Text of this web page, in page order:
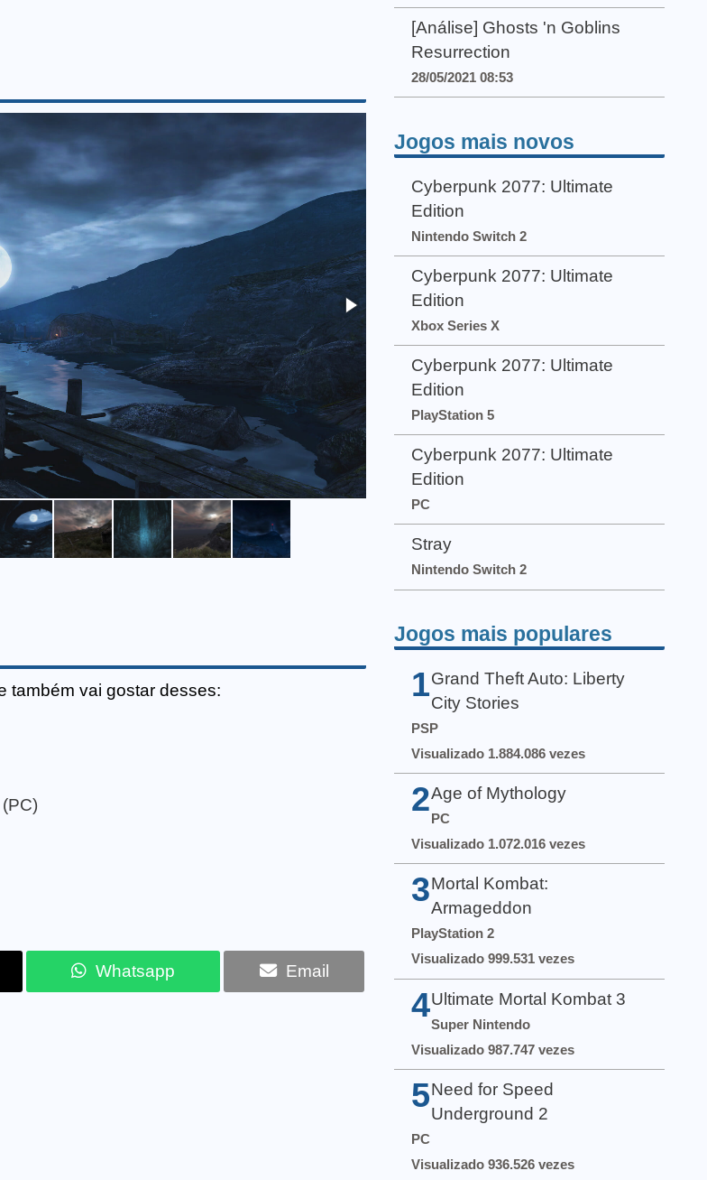
também vai gostar desses:
Whatsapp Email
[Análise] Ghosts 'n Goblins
Resurrection
28/05/2021 08:53
Jogos mais novos
Cyberpunk 2077: Ultimate
Edition
Nintendo Switch 2
Cyberpunk 2077: Ultimate
Edition
Xbox Series X
Cyberpunk 2077: Ultimate
Edition
PlayStation 5
Cyberpunk 2077: Ultimate
Edition
PC
Stray
Nintendo Switch 2
Jogos mais populares
1 Grand Theft Auto: Liberty
City Stories
PSP
Visualizado 1.884.086 vezes
2Age of Mythology
PC
Visualizado 1.072.016 vezes
3 Mortal Kombat:
Armageddon
PlayStation 2
Visualizado 999.531 vezes
4 Ultimate Mortal Kombat 3
Super Nintendo
Visualizado 987.747 vezes
5 Need for Speed
Underground 2
PC
Visualizado 936.526 vezes